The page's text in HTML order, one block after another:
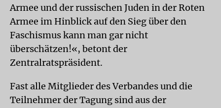
Armee und der russischen Juden in der Roten
Armee im Hinblick auf den Sieg über den
Faschismus kann man gar nicht
überschätzen!«, betont der
Zentralratspräsident.
Fast alle Mitglieder des Verbandes und die
Teilnehmer der Tagung sind aus der